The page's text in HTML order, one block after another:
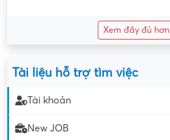
Xem đầy đủ hơn
Tài liệu hỗ trợ tìm việc
Tài khoản
New JOB